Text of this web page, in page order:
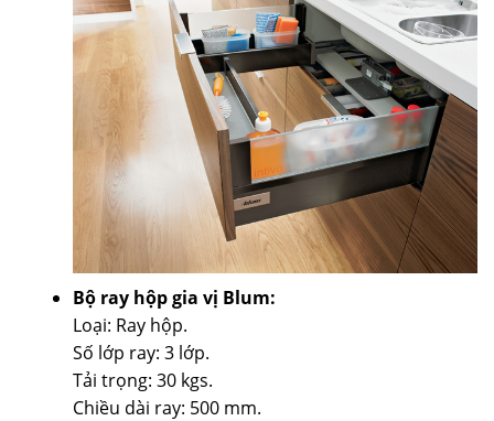
Bộ ray hộp gia vị Blum:
Loại: Ray hộp.
Số lớp ray: 3 lớp.
Tải trọng: 30 kgs.
Chiều dài ray: 500 mm.